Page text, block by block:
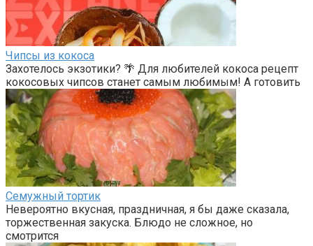
Чипсы из кокоса
Захотелось экзотики? 🌴 Для любителей кокоса рецепт
кокосовых чипсов станет самым любимым! А готовить
Семужный тортик
Невероятно вкусная, праздничная, я бы даже сказала,
торжественная закуска. Блюдо не сложное, но
смотрится